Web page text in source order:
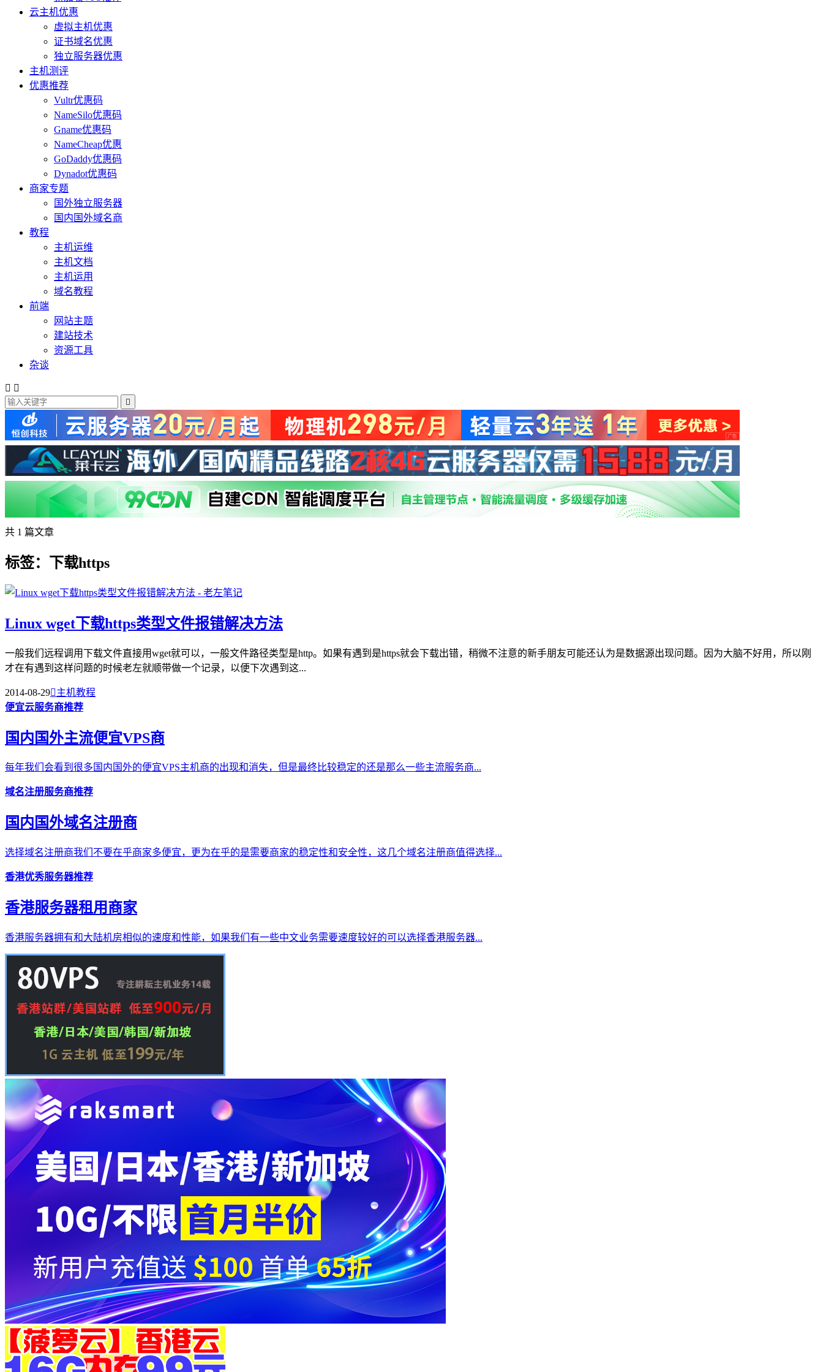
云主机优惠
虚拟主机优惠
证书域名优惠
独立服务器优惠
主机测评
优惠推荐
Vultr优惠码
NameSilo优惠码
Gname优惠码
NameCheap优惠
GoDaddy优惠码
Dynadot优惠码
商家专题
国外独立服务器
国内国外域名商
教程
主机运维
主机文档
主机运用
域名教程
前端
网站主题
建站技术
资源工具
杂谈
 

共 1 篇文章
标签：下载https
Linux wget下载https类型文件报错解决方法
一般我们远程调用下载文件直接用wget就可以，一般文件路径类型是http。如果有遇到是https就会下载出错，稍微不注意的新手朋友可能还认为是数据源出现问题。因为大脑不好用，所以刚
才在有遇到这样问题的时候老左就顺带做一个记录，以便下次遇到这...
2014-08-29主机教程
便宜云服务商推荐
国内国外主流便宜VPS商
每年我们会看到很多国内国外的便宜VPS主机商的出现和消失，但是最终比较稳定的还是那么一些主流服务商...
域名注册服务商推荐
国内国外域名注册商
选择域名注册商我们不要在乎商家多便宜，更为在乎的是需要商家的稳定性和安全性，这几个域名注册商值得选择...
香港优秀服务器推荐
香港服务器租用商家
香港服务器拥有和大陆机房相似的速度和性能，如果我们有一些中文业务需要速度较好的可以选择香港服务器...